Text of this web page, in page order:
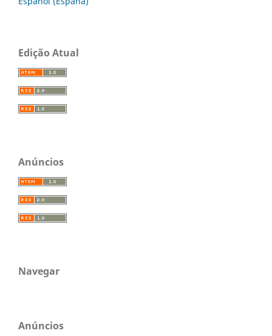
Edição Atual
Anúncios
Navegar
Anúncios